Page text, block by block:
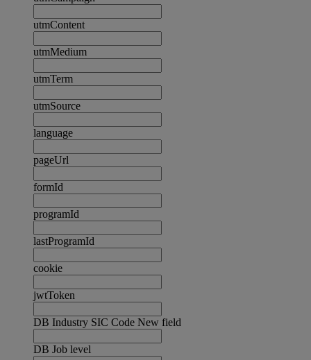
utmContent
utmMedium
utmTerm
utmSource
language
pageUrl
formId
programId
lastProgramId
cookie
jwtToken
DB Industry SIC Code New field
DB Job level